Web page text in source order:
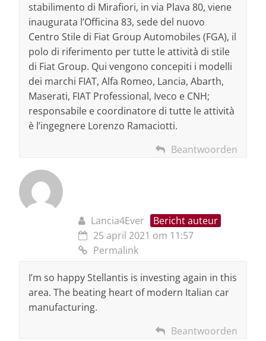
stabilimento di Mirafiori, in via Plava 80, viene
inaugurata l’Officina 83, sede del nuovo
Centro Stile di Fiat Group Automobiles (FGA), il
polo di riferimento per tutte le attività di stile
di Fiat Group. Qui vengono concepiti i modelli
dei marchi FIAT, Alfa Romeo, Lancia, Abarth,
Maserati, FIAT Professional, Iveco e CNH;
responsabile e coordinatore di tutte le attività
è l’ingegnere Lorenzo Ramaciotti.
Beantwoorden
Lancia4Ever
Bericht auteur
25 april 2021 om 11:57
Permalink
I’m so happy Stellantis is investing again in this
area. The beating heart of modern Italian car
manufacturing.
Beantwoorden